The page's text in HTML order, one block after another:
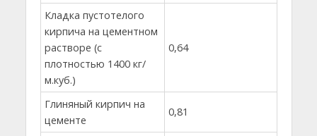
Кладка пустотелого
кирпича на цементном
растворе (с
плотностью 1400 кг/
м.куб.)
0,64
Глиняный кирпич на
цементе
0,81